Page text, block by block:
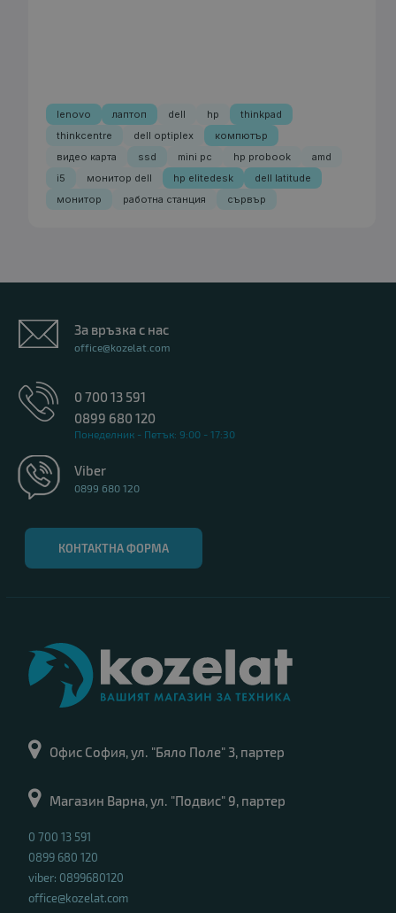
lenovo лаптоп dell hp
thinkpad
thinkcentre
dell optiplex
компютър
видео карта
ssd mini pc hp probook
amd
i5
монитор dell hp elitedesk
dell latitude
монитор
работна станция сървър
За връзка с нас
office@kozelat.com
0 700 13 591
0899 680 120
Понеделник - Петък: 9:00 - 17:30
Viber
0899 680 120
КОНТАКТНА ФОРМА
Офис София, ул. "Бяло Поле" 3, партер
Магазин Варна, ул. "Подвис" 9, партер
0 700 13 591
0899 680 120
viber: 0899680120
office@kozelat.com